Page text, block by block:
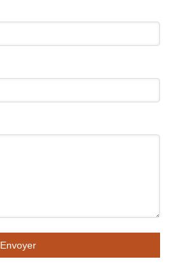
Envoyer